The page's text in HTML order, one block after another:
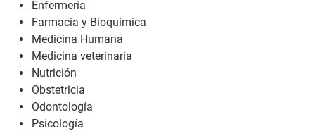
Enfermería
Farmacia y Bioquímica
Medicina Humana
Medicina veterinaria
Nutrición
Obstetricia
Odontología
Psicología